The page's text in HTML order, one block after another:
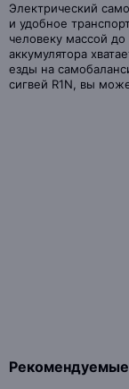
Электрический
и удобное
человеку массой
аккумулятора
езды на
сигвей R1N, вы